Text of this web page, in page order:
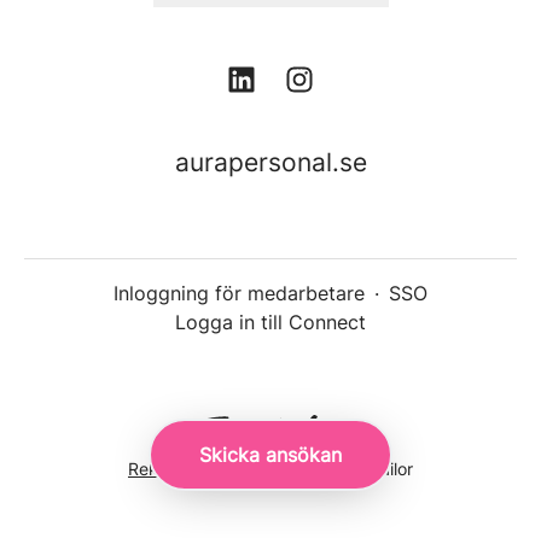
Skicka ansökan
aurapersonal.se
Inloggning för medarbetare · SSO
Logga in till Connect
Rekryteringsverktygfrån Teamtailor